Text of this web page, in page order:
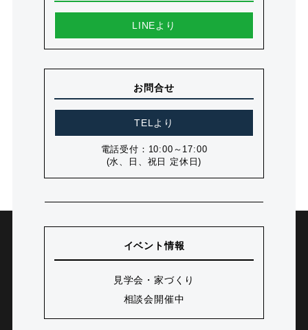
LINEより
お問合せ
TELより
電話受付：10:00～17:00
(水、日、祝日 定休日)
イベント情報
見学会・家づくり
相談会開催中